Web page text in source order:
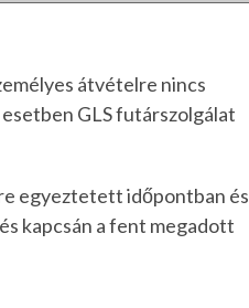
átvételre nincs
GLS futárszolgálat
egyeztetett időpontban és
kapcsán a fent megadott